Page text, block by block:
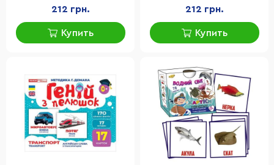
10107203, 17 карточек
212 грн.
Купить
212 грн.
Купить